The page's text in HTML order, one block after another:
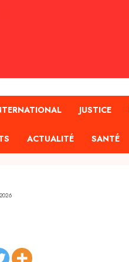
JUSTICE
ACTUALITÉ SANTÉ